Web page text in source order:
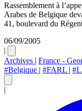
Rassemblement à
Arabes de Belgique
41, boulevard du
06/09/2005
|
Archives | France -
#Belgique | #FARL |
|